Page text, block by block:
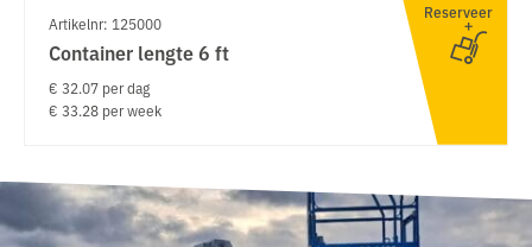
Artikelnr: 125000
Container lengte 6 ft
€ 32.07 per dag
€ 33.28 per week
Reserveer